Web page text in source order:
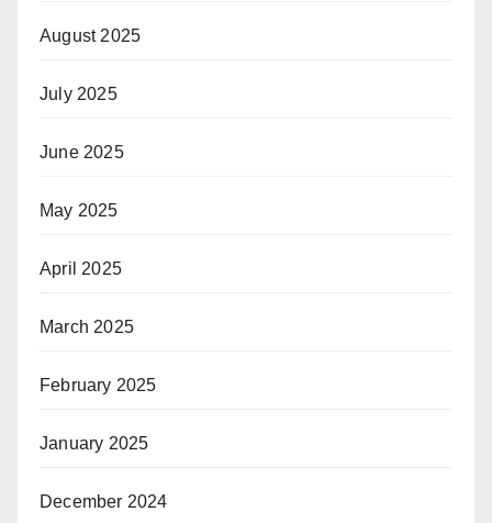
August 2025
July 2025
June 2025
May 2025
April 2025
March 2025
February 2025
January 2025
December 2024